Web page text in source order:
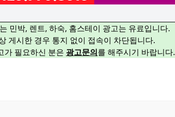
민박, 렌트, 하숙, 홈스테이 광고는 유료입니다.
게시한 경우 통지 없이 접속이 차단됩니다.
가 필요하신 분은 광고문의를 해주시기 바랍니다.